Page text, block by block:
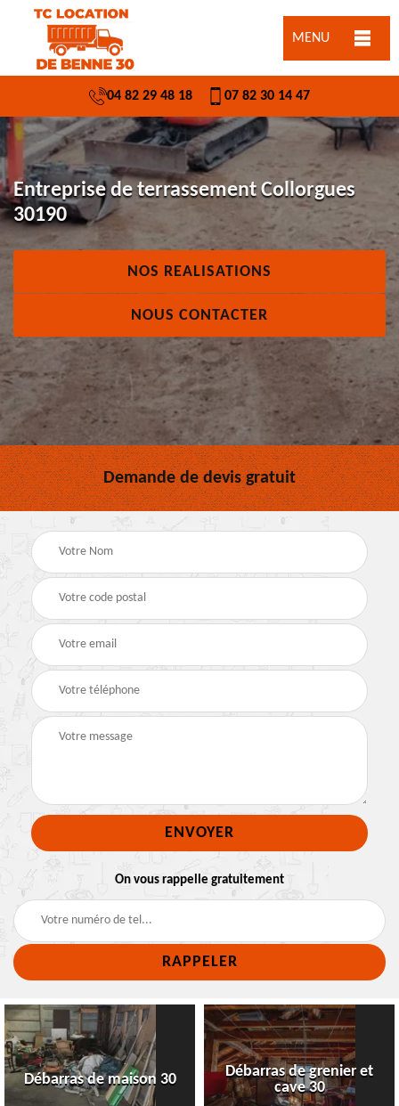
MENU
04 82 29 48 18 07 82 30 14 47
Entreprise de terrassement Collorgues
30190
NOS REALISATIONS
NOUS CONTACTER
Demande de devis gratuit
On vous rappelle gratuitement
Débarras de maison 30
Débarras de grenier et
cave 30